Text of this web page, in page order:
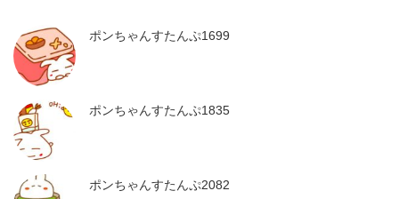
ポンちゃんすたんぷ1699
ポンちゃんすたんぷ1835
ポンちゃんすたんぷ2082